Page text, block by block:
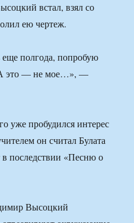
встал, взял со
ею чертеж.
еще полгода, попробую
А это — не мое…», —
уже пробудился интерес
он считал Булата
последствии «Песню о
Высоцкий